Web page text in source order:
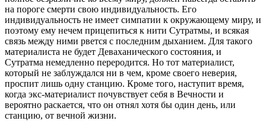
на пороге смерти свою индивидуальность. Его
индивидуальность не имеет симпатии к окружающему миру, и
поэтому ему нечем прицепиться к нити Сутратмы, и всякая
связь между ними рвется с последним дыханием. Для такого
материалиста не будет Деваханического состояния, и
Сутратма немедленно переродится. Но тот материалист,
который не заблуждался ни в чем, кроме своего неверия,
проспит лишь одну станцию. Кроме того, наступит время,
когда экс-материалист почувствует себя в Вечности и
вероятно раскается, что он отнял хотя бы один день, или
станцию, от вечной жизни.